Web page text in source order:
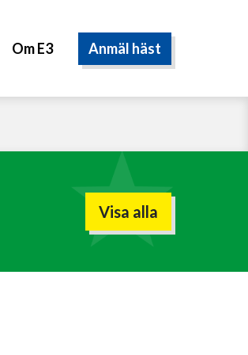
Om E3 Anmäl häst
Visa alla